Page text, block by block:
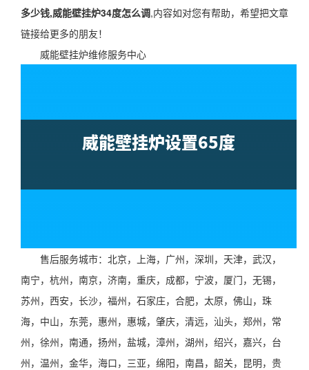
多少钱,威能壁挂炉34度怎么调,内容如对您有帮助，希望把文章
链接给更多的朋友！
威能壁挂炉维修服务中心
售后服务城市：北京，上海，广州，深圳，天津，武汉，
南宁，杭州，南京，济南，重庆，成都，宁波，厦门，无锡，
苏州，西安，长沙，福州，石家庄，合肥，太原，佛山，珠
海，中山，东莞，惠州，惠城，肇庆，清远，汕头，郑州，常
州，徐州，南通，扬州，盐城，漳州，湖州，绍兴，嘉兴，台
州，温州，金华，海口，三亚，绵阳，南昌，韶关，昆明，贵